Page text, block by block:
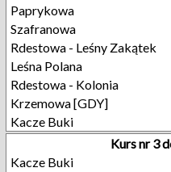
Paprykowa
Szafranowa
Rdestowa - Leśny Zakątek
Leśna Polana
Rdestowa - Kolonia
Krzemowa [GDY]
Kacze Buki
Kurs nr 3
Kacze Buki